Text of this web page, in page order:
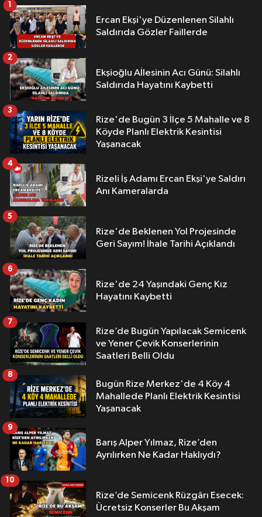
Ercan Ekşi'ye Düzenlenen Silahlı
Saldırıda Gözler Faillerde
1
Ekşioğlu Aİlesinin Acı Günü: Silahlı
Saldırıda Hayatını Kaybetti
2
Rize'de Bugün 3 İlçe 5 Mahalle ve 8
Köyde Planlı Elektrik Kesintisi
Yaşanacak
3
Rizeli İş Adamı Ercan Ekşi'ye Saldırı
Anı Kameralarda
4
Rize'de Beklenen Yol Projesinde
Geri Sayım! İhale Tarihi Açıklandı
5
Rize'de 24 Yaşındaki Genç Kız
Hayatını Kaybetti
6
Rize’de Bugün Yapılacak Semicenk
ve Yener Çevik Konserlerinin
Saatleri Belli Oldu
7
Bugün Rize Merkez'de 4 Köy 4
Mahallede Planlı Elektrik Kesintisi
Yaşanacak
8
Barış Alper Yılmaz, Rize’den
Ayrılırken Ne Kadar Haklıydı?
9
Rize’de Semicenk Rüzgârı Esecek:
Ücretsiz Konserler Bu Akşam
10